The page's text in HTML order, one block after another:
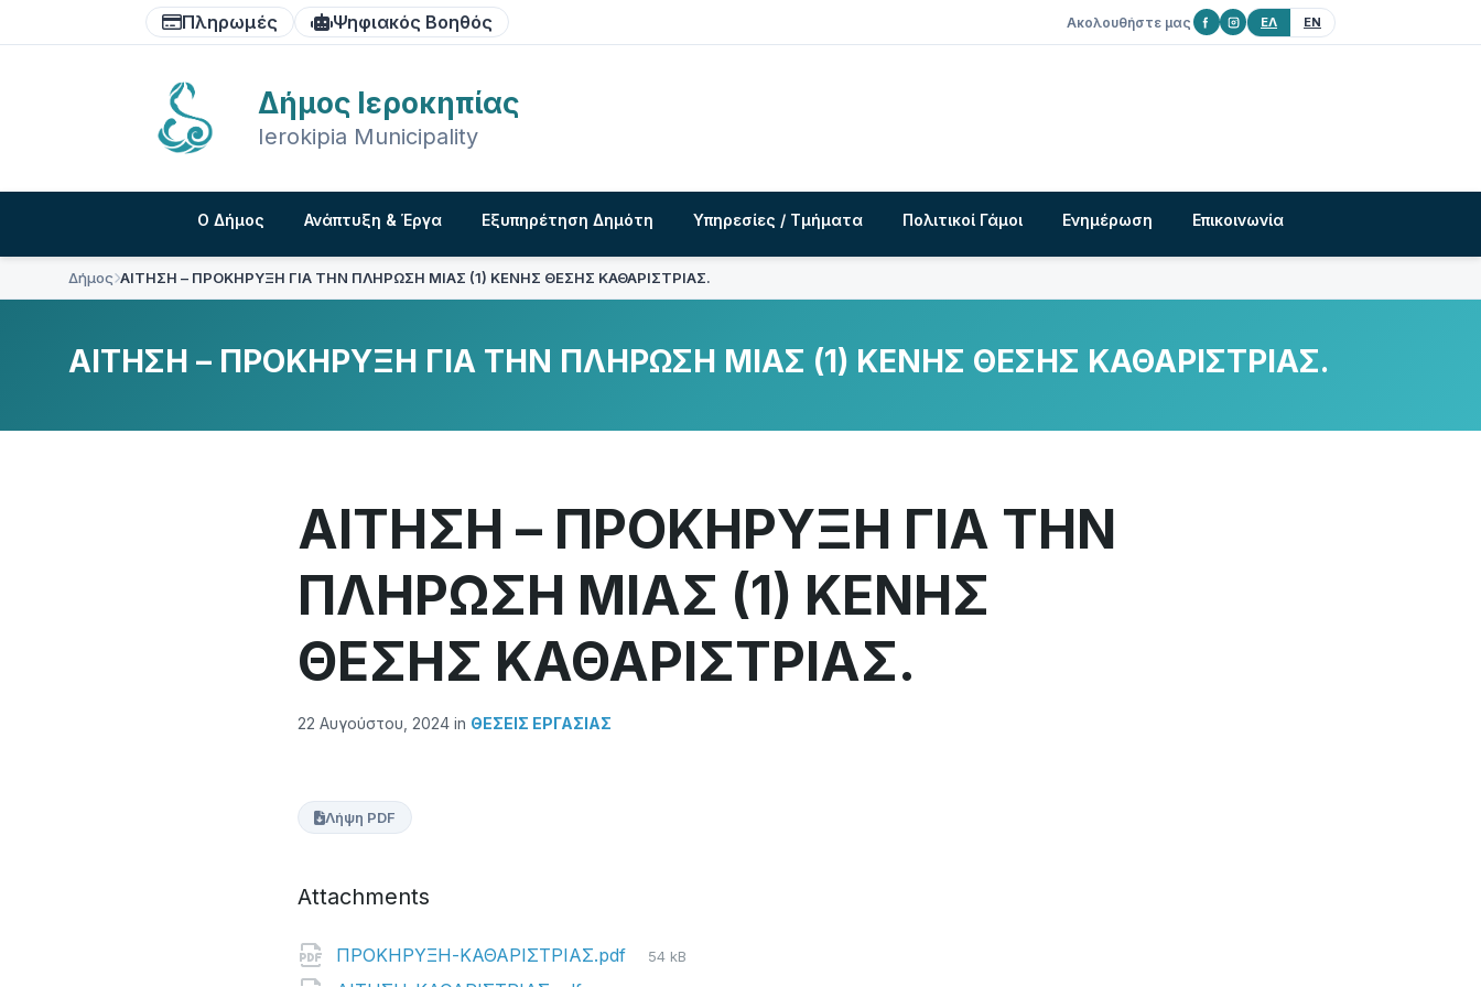
content
main
footer
Πληρωμές Ψηφιακός Βοηθός Ακολουθήστε μας ΕΛ EN
Δήμος Ιεροκηπίας
Ierokipia Municipality
Ο Δήμος Ανάπτυξη & Έργα Εξυπηρέτηση Δημότη Υπηρεσίες / Τμήματα Πολιτικοί Γάμοι Ενημέρωση Επικοινωνία
Δήμος ΑΙΤΗΣΗ – ΠΡΟΚΗΡΥΞΗ ΓΙΑ ΤΗΝ ΠΛΗΡΩΣΗ ΜΙΑΣ (1) ΚΕΝΗΣ ΘΕΣΗΣ ΚΑΘΑΡΙΣΤΡΙΑΣ.
ΑΙΤΗΣΗ – ΠΡΟΚΗΡΥΞΗ ΓΙΑ ΤΗΝ ΠΛΗΡΩΣΗ ΜΙΑΣ (1) ΚΕΝΗΣ ΘΕΣΗΣ ΚΑΘΑΡΙΣΤΡΙΑΣ.
ΑΙΤΗΣΗ – ΠΡΟΚΗΡΥΞΗ ΓΙΑ ΤΗΝ
ΠΛΗΡΩΣΗ ΜΙΑΣ (1) ΚΕΝΗΣ
ΘΕΣΗΣ ΚΑΘΑΡΙΣΤΡΙΑΣ.
22 Αυγούστου, 2024in ΘΈΣΕΙΣ ΕΡΓΑΣΊΑΣ
Λήψη PDF
Attachments
ΠΡΟΚΗΡΥΞΗ-ΚΑΘΑΡΙΣΤΡΙΑΣ.pdf
File
54 kB